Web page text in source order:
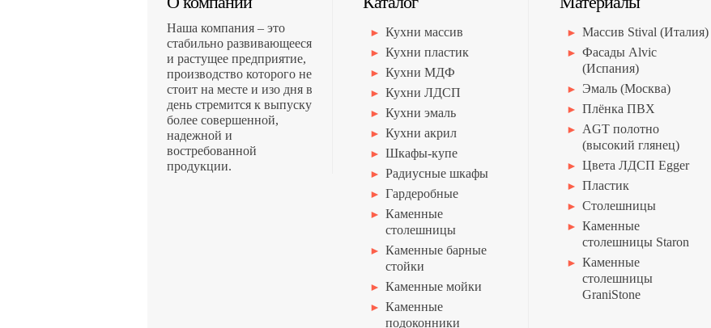
Наша компания – это
стабильно развивающееся
и растущее предприятие,
производство которого не
стоит на месте и изо дня в
день стремится к выпуску
более совершенной,
надежной и
востребованной
продукции.
Кухни массив
Кухни пластик
Кухни МДФ
Кухни ЛДСП
Кухни эмаль
Кухни акрил
Шкафы-купе
Радиусные шкафы
Гардеробные
Каменные
столешницы
Каменные барные
стойки
Каменные мойки
Каменные
подоконники
Массив Stival (Италия)
Фасады Alvic
(Испания)
Эмаль (Москва)
Плёнка ПВХ
AGT полотно
(высокий глянец)
Цвета ЛДСП Egger
Пластик
Столешницы
Каменные
столешницы Staron
Каменные
столешницы
GraniStone